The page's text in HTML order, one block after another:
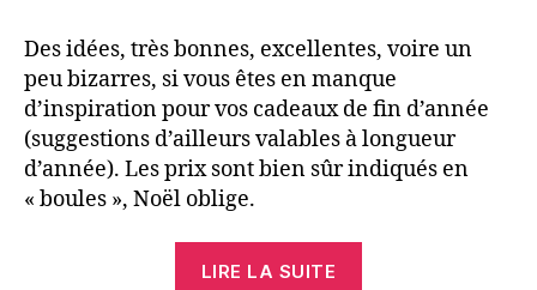
Des idées, très bonnes, excellentes, voire un
peu bizarres, si vous êtes en manque
d’inspiration pour vos cadeaux de fin d’année
(suggestions d’ailleurs valables à longueur
d’année). Les prix sont bien sûr indiqués en
« boules », Noël oblige.
LIRE LA SUITE